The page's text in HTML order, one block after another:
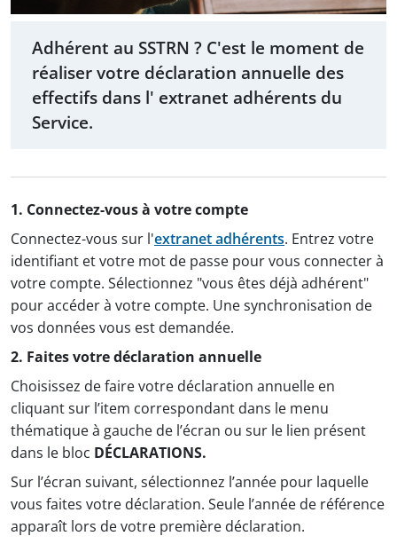
Adhérent au SSTRN ? C'est le moment de
réaliser votre déclaration annuelle des
effectifs dans l' extranet adhérents du
Service.
1. Connectez-vous à votre compte
Connectez-vous sur l'extranet adhérents. Entrez votre
identifiant et votre mot de passe pour vous connecter à
votre compte. Sélectionnez "vous êtes déjà adhérent"
pour accéder à votre compte. Une synchronisation de
vos données vous est demandée.
2. Faites votre déclaration annuelle
Choisissez de faire votre déclaration annuelle en
cliquant sur l’item correspondant dans le menu
thématique à gauche de l’écran ou sur le lien présent
dans le bloc DÉCLARATIONS.
Sur l’écran suivant, sélectionnez l’année pour laquelle
vous faites votre déclaration. Seule l’année de référence
apparaît lors de votre première déclaration.